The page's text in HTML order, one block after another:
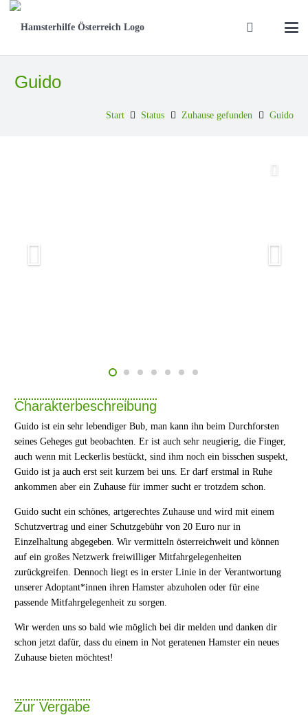
Guido
Start Status Zuhause gefunden Guido
Charakterbeschreibung
Guido ist ein sehr lebendiger Bub, man kann ihn beim Durchforsten
seines Geheges gut beobachten. Er ist auch sehr neugierig, die Finger,
auch wenn mit Leckerlis bestückt, sind ihm noch ein bisschen suspekt,
Guido ist ja auch erst seit kurzem bei uns. Er darf erstmal in Ruhe
ankommen aber ein Zuhause für immer sucht er trotzdem schon.
Guido sucht ein schönes, artgerechtes Zuhause und wird mit einem
Schutzvertrag und einer Schutzgebühr von 20 Euro nur in
Einzelhaltung abgegeben. Wir vermitteln österreichweit und können
auf ein großes Netzwerk freiwilliger Mitfahrgelegenheiten
zurückgreifen. Dennoch liegt es in erster Linie in der Verantwortung
unserer Adoptant*innen ihren Hamster abzuholen oder für eine
passende Mitfahrgelegenheit zu sorgen.
Wir werden uns so bald wie möglich bei dir melden und danken dir
schon jetzt dafür, dass du einem in Not geratenen Hamster ein neues
Zuhause bieten möchtest!
Zur Vergabe